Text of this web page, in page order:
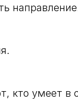
кто умеет в